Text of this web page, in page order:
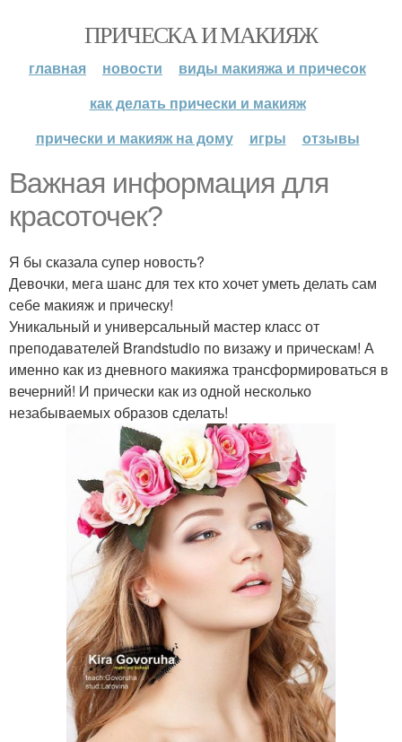
ПРИЧЕСКА И МАКИЯЖ
главная новости
виды макияжа и причесок
как делать прически и макияж
прически и макияж на дому
игры отзывы
Важная информация для
красоточек?
Я бы сказала супер новость?
Девочки, мега шанс для тех кто хочет уметь делать сам
себе макияж и прическу!
Уникальный и универсальный мастер класс от
преподавателей Brandstudio по визажу и прическам! А
именно как из дневного макияжа трансформироваться в
вечерний! И прически как из одной несколько
незабываемых образов сделать!